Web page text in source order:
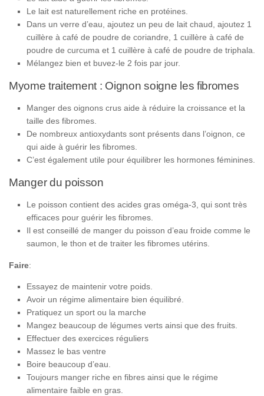
Le lait est naturellement riche en protéines.
Dans un verre d’eau, ajoutez un peu de lait chaud, ajoutez 1
cuillère à café de poudre de coriandre, 1 cuillère à café de
poudre de curcuma et 1 cuillère à café de poudre de triphala.
Mélangez bien et buvez-le 2 fois par jour.
Myome traitement : Oignon soigne les fibromes
Manger des oignons crus aide à réduire la croissance et la
taille des fibromes.
De nombreux antioxydants sont présents dans l’oignon, ce
qui aide à guérir les fibromes.
C’est également utile pour équilibrer les hormones féminines.
Manger du poisson
Le poisson contient des acides gras oméga-3, qui sont très
efficaces pour guérir les fibromes.
Il est conseillé de manger du poisson d’eau froide comme le
saumon, le thon et de traiter les fibromes utérins.
Faire:
Essayez de maintenir votre poids.
Avoir un régime alimentaire bien équilibré.
Pratiquez un sport ou la marche
Mangez beaucoup de légumes verts ainsi que des fruits.
Effectuer des exercices réguliers
Massez le bas ventre
Boire beaucoup d’eau.
Toujours manger riche en fibres ainsi que le régime
alimentaire faible en gras.